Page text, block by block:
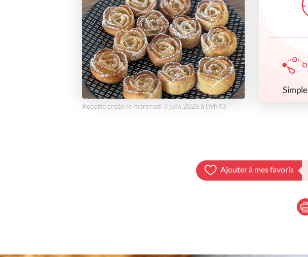
Recette créée le mercredi 3 juin 2026 à 09h43
Simple
Ajouter à mes favoris